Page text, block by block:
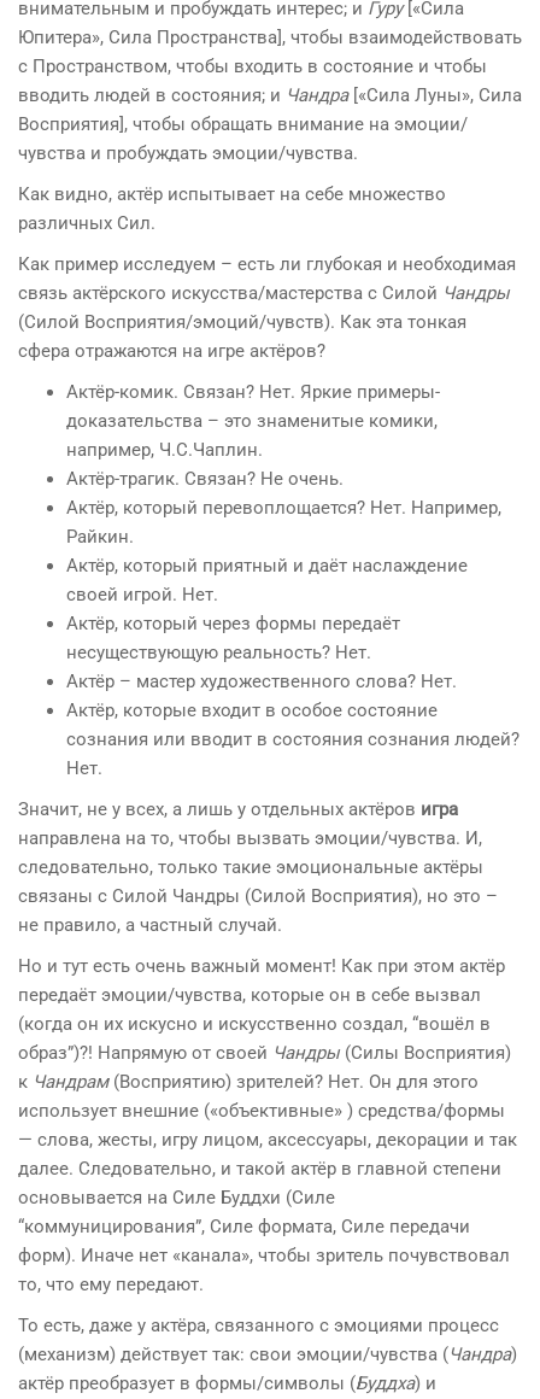
внимательным и пробуждать интерес; и Гуру[«Сила
Юпитера», Сила Пространства], чтобы взаимодействовать
с Пространством, чтобы входить в состояние и чтобы
вводить людей в состояния; и Чандра[«Сила Луны», Сила
Восприятия], чтобы обращать внимание на эмоции/
чувства и пробуждать эмоции/чувства.
Как видно, актёр испытывает на себе множество
различных Сил.
Как пример исследуем – есть ли глубокая и необходимая
связь актёрского искусства/мастерства с Силой Чандры
(Силой Восприятия/эмоций/чувств). Как эта тонкая
сфера отражаются на игре актёров?
Актёр-комик. Связан? Нет. Яркие примеры-
доказательства – это знаменитые комики,
например, Ч.С.Чаплин.
Актёр-трагик. Связан? Не очень.
Актёр, который перевоплощается? Нет. Например,
Райкин.
Актёр, который приятный и даёт наслаждение
своей игрой. Нет.
Актёр, который через формы передаёт
несуществующую реальность? Нет.
Актёр – мастер художественного слова? Нет.
Актёр, которые входит в особое состояние
сознания или вводит в состояния сознания людей?
Нет.
Значит, не у всех, а лишь у отдельных актёров игра
направлена на то, чтобы вызвать эмоции/чувства. И,
следовательно, только такие эмоциональные актёры
связаны с Силой Чандры (Силой Восприятия), но это –
не правило, а частный случай.
Но и тут есть очень важный момент! Как при этом актёр
передаёт эмоции/чувства, которые он в себе вызвал
(когда он их искусно и искусственно создал, “вошёл в
образ”)?! Напрямую от своей Чандры(Силы Восприятия)
к Чандрам(Восприятию) зрителей? Нет. Он для этого
использует внешние («объективные» ) средства/формы
— слова, жесты, игру лицом, аксессуары, декорации и так
далее. Следовательно, и такой актёр в главной степени
основывается на Силе Буддхи (Силе
“коммуницирования”, Силе формата, Силе передачи
форм). Иначе нет «канала», чтобы зритель почувствовал
то, что ему передают.
То есть, даже у актёра, связанного с эмоциями процесс
(механизм) действует так: свои эмоции/чувства (Чандра)
актёр преобразует в формы/символы (Буддха) и